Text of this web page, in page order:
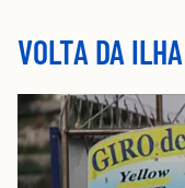
VOLTA DA ILHA